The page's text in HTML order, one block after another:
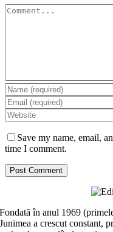
Comment
Save my name, email,
time I comment.
Fondată în anul 1969
Junimea a crescut constant,